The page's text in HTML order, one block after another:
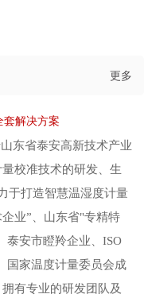
更多
套解决方案
东省泰安高新技术产业
校准技术的研发、生
于打造智慧温湿度计量
业”、山东省"专精特
泰安市瞪羚企业、ISO
国家温度计量委员会成
有专业的研发团队及